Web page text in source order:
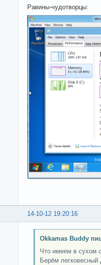
Равины-чудотворцы:
14-10-12 19:20:16
Okkamas Buddy
Что имеем в сухом
Берём легковесный